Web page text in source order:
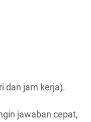
dan jam kerja).
jawaban cepat,